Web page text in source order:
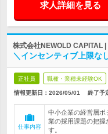
求人詳細を見る
株式会社NEWOLD CAPITAL
＼インセンティブ上限な
正社員 職種・業種未経験OK
情報更新日：2026/05/01 終了予
仕事内容
中小企業の経営層ポ
業の採用課題の把握
す。